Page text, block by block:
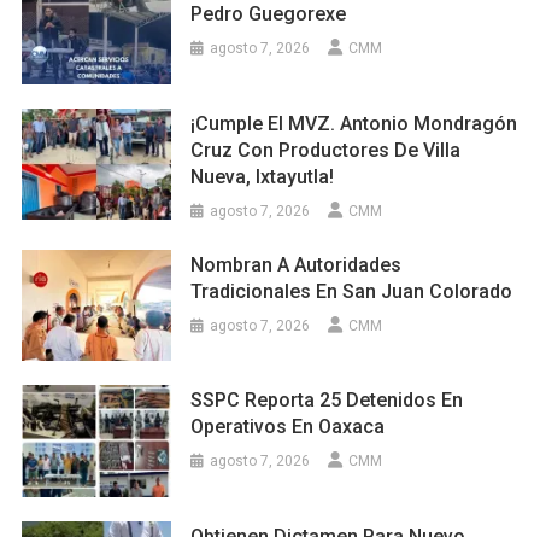
Pedro Guegorexe
agosto 7, 2026 CMM
¡Cumple El MVZ. Antonio Mondragón
Cruz Con Productores De Villa
Nueva, Ixtayutla!
agosto 7, 2026 CMM
Nombran A Autoridades
Tradicionales En San Juan Colorado
agosto 7, 2026 CMM
SSPC Reporta 25 Detenidos En
Operativos En Oaxaca
agosto 7, 2026 CMM